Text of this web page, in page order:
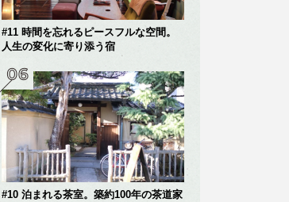
#11 時間を忘れるピースフルな空間。
人生の変化に寄り添う宿
#10 泊まれる茶室。築約100年の茶道家